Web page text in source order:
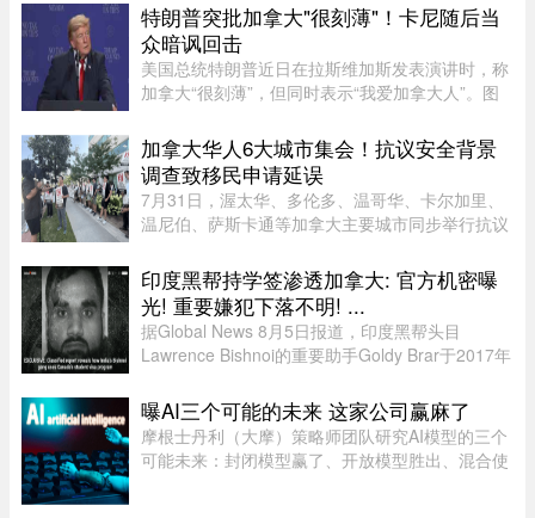
特朗普突批加拿大"很刻薄"！卡尼随后当
众暗讽回击
美国总统特朗普近日在拉斯维加斯发表演讲时，称
加拿大“很刻薄”，但同时表示“我爱加拿大人”。图
Casino Resort Spa 发表演讲，宣传华盛顿的经济
议程。他在发言中谈到 ...
加拿大华人6大城市集会！抗议安全背景
调查致移民申请延误
7月31日，渥太华、多伦多、温哥华、卡尔加里、
温尼伯、萨斯卡通等加拿大主要城市同步举行抗议
要求联邦政府正视当前加拿大移民系统中一场持续
恶化的危机——安全背景调查 ...
印度黑帮持学签渗透加拿大: 官方机密曝
光! 重要嫌犯下落不明! ...
据Global News 8月5日报道，印度黑帮头目
Lawrence Bishnoi的重要助手Goldy Brar于2017年
Thompson Rivers University就读。但记录显示，
目前“无法确认”他是否真的上过课。实 ...
曝AI三个可能的未来 这家公司赢麻了
摩根士丹利（大摩）策略师团队研究AI模型的三个
可能未来：封闭模型赢了、开放模型胜出、混合使